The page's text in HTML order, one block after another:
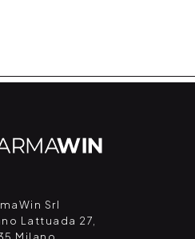
Srl
Lattuada 27,
Milano